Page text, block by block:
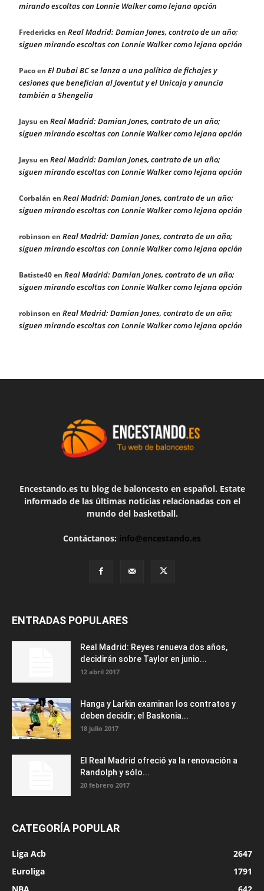
mirando escoltas con Lonnie Walker como lejana opción
Fredericksen Real Madrid: Damian Jones, contrato de un año;
siguen mirando escoltas con Lonnie Walker como lejana opción
Pacoen El Dubai BC se lanza a una política de fichajes y
cesiones que benefician al Joventut y el Unicaja y anuncia
también a Shengelia
Jaysu en Real Madrid: Damian Jones, contrato de un año;
siguen mirando escoltas con Lonnie Walker como lejana opción
Jaysu en Real Madrid: Damian Jones, contrato de un año;
siguen mirando escoltas con Lonnie Walker como lejana opción
Corbalán en Real Madrid: Damian Jones, contrato de un año;
siguen mirando escoltas con Lonnie Walker como lejana opción
robinson en Real Madrid: Damian Jones, contrato de un año;
siguen mirando escoltas con Lonnie Walker como lejana opción
Batiste40en Real Madrid: Damian Jones, contrato de un año;
siguen mirando escoltas con Lonnie Walker como lejana opción
robinson en Real Madrid: Damian Jones, contrato de un año;
siguen mirando escoltas con Lonnie Walker como lejana opción
Encestando.es tu blog de baloncesto en español. Estate
informado de las últimas noticias relacionadas con el
mundo del basketball.
Contáctanos: info@encestando.es
ENTRADAS POPULARES
Real Madrid: Reyes renueva dos años,
decidirán sobre Taylor en junio...
12 abril 2017
Hanga y Larkin examinan los contratos y
deben decidir; el Baskonia...
18 julio 2017
El Real Madrid ofreció ya la renovación a
Randolph y sólo...
20 febrero 2017
CATEGORÍA POPULAR
Liga Acb
2647
Euroliga
1791
NBA
642